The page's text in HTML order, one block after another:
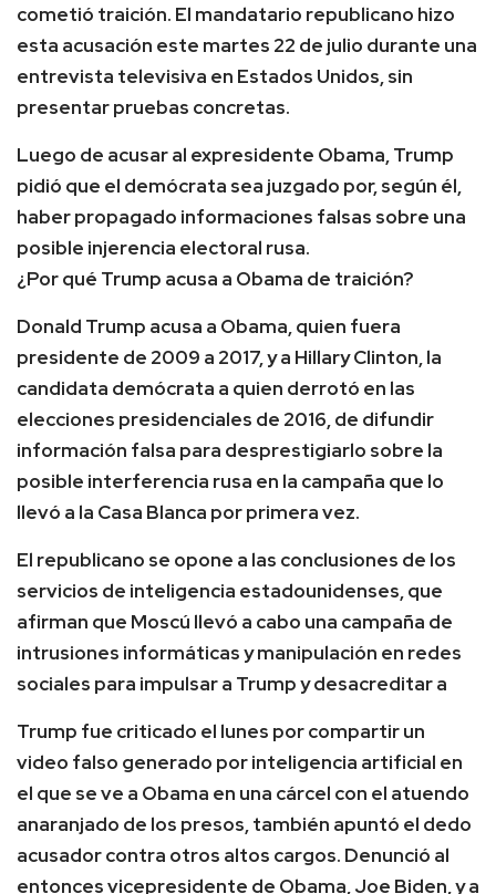
cometió traición. El mandatario republicano hizo
esta acusación este martes 22 de julio durante una
entrevista televisiva en Estados Unidos, sin
presentar pruebas concretas.
Luego de acusar al expresidente Obama, Trump
pidió que el demócrata sea juzgado por, según él,
haber propagado informaciones falsas sobre una
posible injerencia electoral rusa.
¿Por qué Trump acusa a Obama de traición?
Donald Trump acusa a Obama, quien fuera
presidente de 2009 a 2017, y a Hillary Clinton, la
candidata demócrata a quien derrotó en las
elecciones presidenciales de 2016, de difundir
información falsa para desprestigiarlo sobre la
posible interferencia rusa en la campaña que lo
llevó a la Casa Blanca por primera vez.
El republicano se opone a las conclusiones de los
servicios de inteligencia estadounidenses, que
afirman que Moscú llevó a cabo una campaña de
intrusiones informáticas y manipulación en redes
sociales para impulsar a Trump y desacreditar a
Trump fue criticado el lunes por compartir un
video falso generado por inteligencia artificial en
el que se ve a Obama en una cárcel con el atuendo
anaranjado de los presos, también apuntó el dedo
acusador contra otros altos cargos. Denunció al
entonces vicepresidente de Obama, Joe Biden, y a